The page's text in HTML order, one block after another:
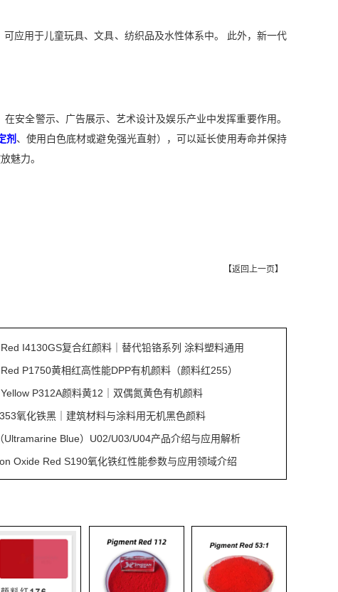
应用于儿童玩具、文具、纺织品及水性体系中。 此外，新一代
安全警示、广告展示、艺术设计及娱乐产业中发挥重要作用。
剂 、使用白色底材或避免强光直射），可以延长使用寿命并保持
魅力。
【返回上一页】
I4130GS复合红颜料｜替代铅铬系列 涂料塑料通用
P1750黄相红高性能DPP有机颜料（颜料红255）
P312A颜料黄12｜双偶氮黄色有机颜料
氧化铁黑｜建筑材料与涂料用无机黑色颜料
Ultramarine Blue）U02/U03/U04产品介绍与应用解析
Oxide Red S190氧化铁红性能参数与应用领域介绍